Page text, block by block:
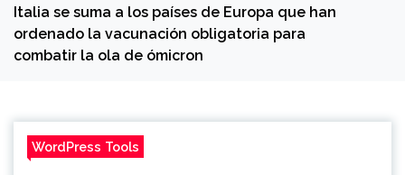
Italia se suma a los países de Europa que han
ordenado la vacunación obligatoria para
combatir la ola de ómicron
WordPress Tools